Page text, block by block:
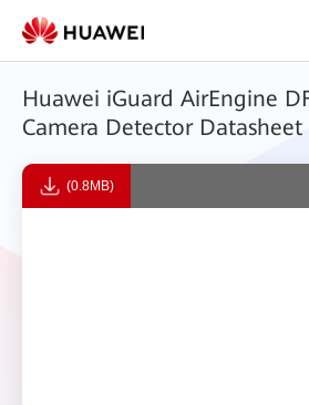
Huawei iGuard AirEngine
Camera Detector Datasheet
(0.8MB)